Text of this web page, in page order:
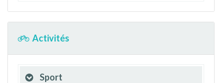
Activités
Sport